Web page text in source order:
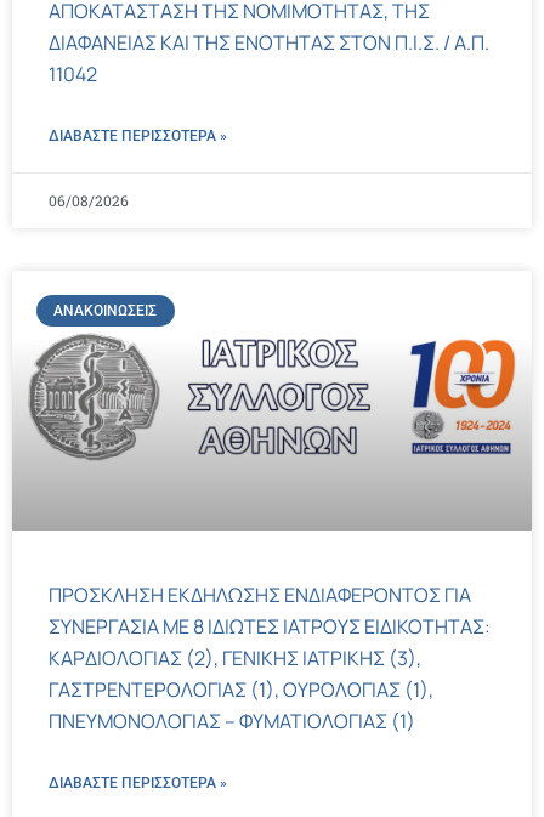
ΑΠΟΚΑΤΑΣΤΑΣΗ ΤΗΣ ΝΟΜΙΜΟΤΗΤΑΣ, ΤΗΣ
ΔΙΑΦΑΝΕΙΑΣ ΚΑΙ ΤΗΣ ΕΝΟΤΗΤΑΣ ΣΤΟΝ Π.Ι.Σ. / Α.Π.
11042
ΔΙΑΒΑΣΤΕ ΠΕΡΙΣΣΌΤΕΡΑ »
06/08/2026
ΑΝΑΚΟΙΝΏΣΕΙΣ
ΠΡΟΣΚΛΗΣΗ ΕΚΔΗΛΩΣΗΣ ΕΝΔΙΑΦΕΡΟΝΤΟΣ ΓΙΑ
ΣΥΝΕΡΓΑΣΙΑ ΜΕ 8 ΙΔΙΩΤΕΣ ΙΑΤΡΟΥΣ ΕΙΔΙΚΟΤΗΤΑΣ:
ΚΑΡΔΙΟΛΟΓΙΑΣ (2), ΓΕΝΙΚΗΣ ΙΑΤΡΙΚΗΣ (3),
ΓΑΣΤΡΕΝΤΕΡΟΛΟΓΙΑΣ (1), ΟΥΡΟΛΟΓΙΑΣ (1),
ΠΝΕΥΜΟΝΟΛΟΓΙΑΣ – ΦΥΜΑΤΙΟΛΟΓΙΑΣ (1)
ΔΙΑΒΑΣΤΕ ΠΕΡΙΣΣΌΤΕΡΑ »